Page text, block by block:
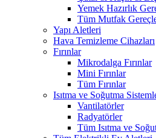
Yemek Hazırlık
Tüm Mutfak
Yapı Aletleri
Hava Temizleme Cihazları
Fırınlar
Mikrodalga Fırınlar
Mini Fırınlar
Tüm Fırınlar
Isıtma ve Soğutma
Vantilatörler
Radyatörler
Tüm Isıtma ve